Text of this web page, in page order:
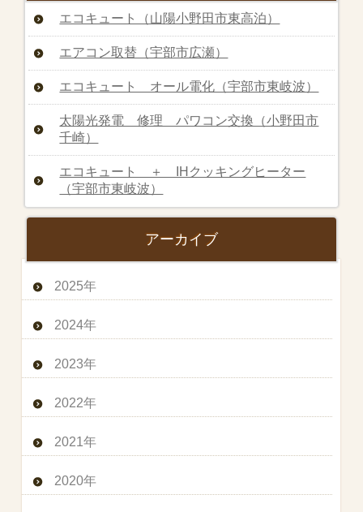
エコキュート（山陽小野田市東高泊）
エアコン取替（宇部市広瀬）
エコキュート オール電化（宇部市東岐波）
太陽光発電 修理 パワコン交換（小野田市
千崎）
エコキュート ＋ IHクッキングヒーター
（宇部市東岐波）
アーカイブ
2025年
2024年
2023年
2022年
2021年
2020年